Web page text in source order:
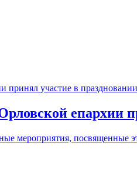
мероприятия, посвященные